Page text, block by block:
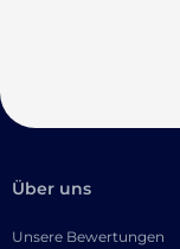
Über uns
Unsere Bewertungen